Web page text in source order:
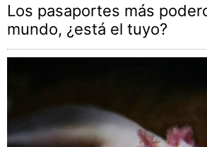
Los pasaportes más
mundo, ¿está el tuyo?